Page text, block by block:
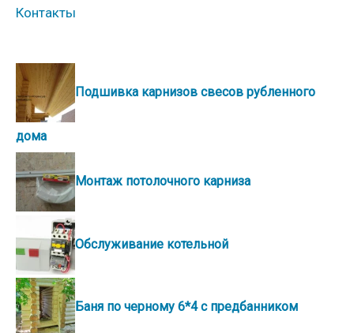
Контакты
Подшивка карнизов свесов рубленного
дома
Монтаж потолочного карниза
Обслуживание котельной
Баня по черному 6*4 с предбанником